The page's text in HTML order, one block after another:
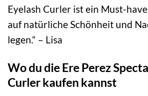
Eyelash Curler ist ein Must-
auf natürliche Schönheit und
legen.“ – Lisa
Wo du die Ere Perez
Curler kaufen kannst